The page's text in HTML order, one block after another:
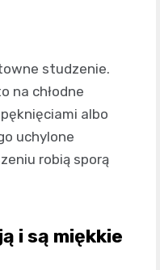
studzenie.
na chłodne
albo
uchylone
robią sporą
i są miękkie